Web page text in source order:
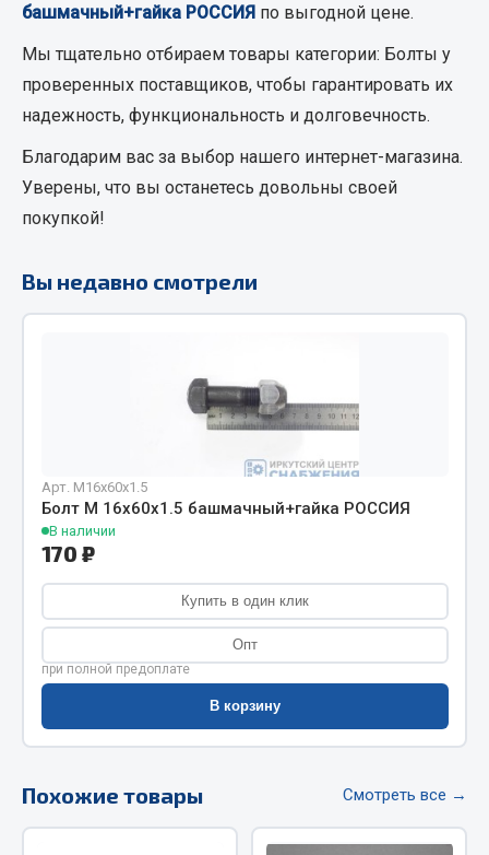
Хомуты
Показать ещё
Весь раздел
Соединительные элементы
Тройники
Инструмент
Автомобильный инструмент
Измерительный инструмент
Режущий инструмент
Слесарный инструмент
Показать ещё
башмачный+гайка РОССИЯ по выгодной цене.
Мы тщательно отбираем товары категории: Болты у
проверенных поставщиков, чтобы гарантировать их
надежность, функциональность и долговечность.
Благодарим вас за выбор нашего интернет-магазина.
Уверены, что вы останетесь довольны своей
покупкой!
Вы недавно смотрели
Арт. М16х60х1.5
Болт М 16х60х1.5 башмачный+гайка РОССИЯ
В наличии
170 ₽
Купить в один клик
Опт
при полной предоплате
В корзину
Похожие товары Смотреть все →